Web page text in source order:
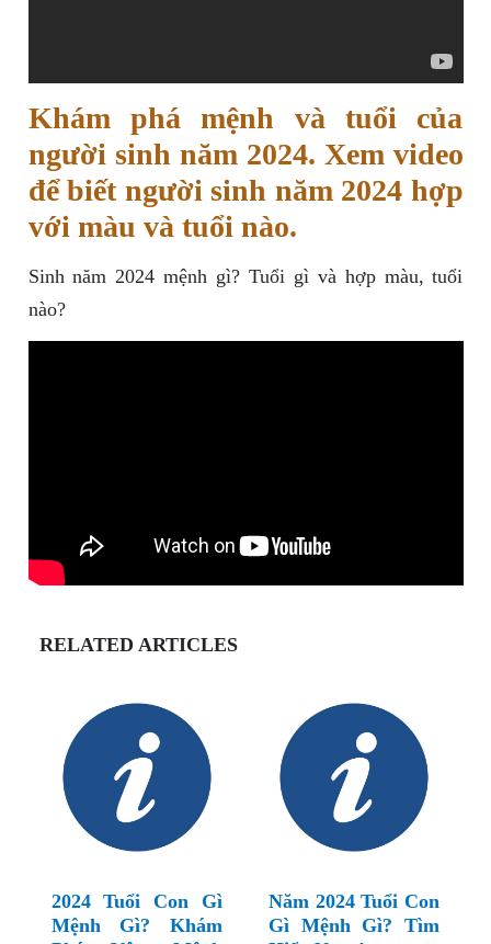
Khám phá mệnh và tuổi của
người sinh năm 2024. Xem video
để biết người sinh năm 2024 hợp
với màu và tuổi nào.
Sinh năm 2024 mệnh gì? Tuổi gì và hợp màu, tuổi
nào?
RELATED ARTICLES
2024 Tuổi Con Gì
Mệnh Gì? Khám
Năm 2024 Tuổi Con
Gì Mệnh Gì? Tìm